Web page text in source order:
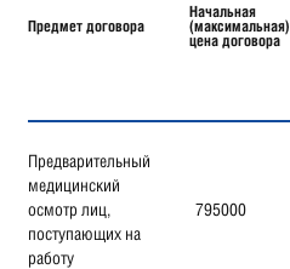
Предмет договора
Начальная
(максимальная)
цена договора
Предварительный
медицинский
осмотр лиц,
поступающих на
работу
795000